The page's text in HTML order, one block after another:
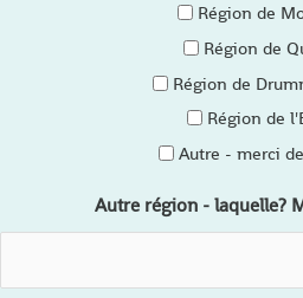
Région de
Région de
Région de
Région de
Autre - merci
Autre région - laquelle?